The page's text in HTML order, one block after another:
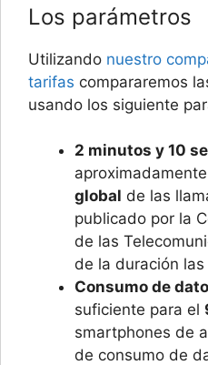
Los parámetros
Utilizando nuestro
tarifas compararemos
usando los siguiente
2 minutos y 10
global de las
publicado por la
de las
de la duración
Consumo de
suficiente para el
smartphones de
de consumo de